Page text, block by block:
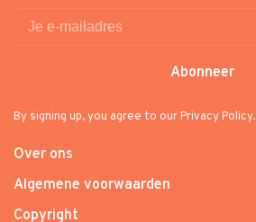
Abonneer
By signing up, you agree to our Privacy Policy.
Over ons
Algemene voorwaarden
Copyright